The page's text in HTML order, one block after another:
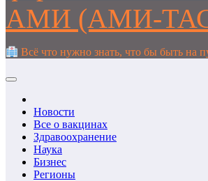
АМИ (АМИ-
Всё что нужно знать, что бы быть на
Новости
Все о вакцинах
Здравоохранение
Наука
Бизнес
Регионы